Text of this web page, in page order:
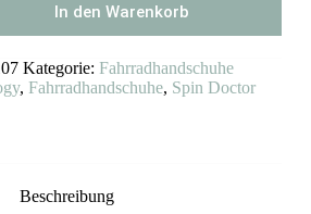
In den Warenkorb
Kategorie: Fahrradhandschuhe
, Fahrradhandschuhe, Spin Doctor
Beschreibung